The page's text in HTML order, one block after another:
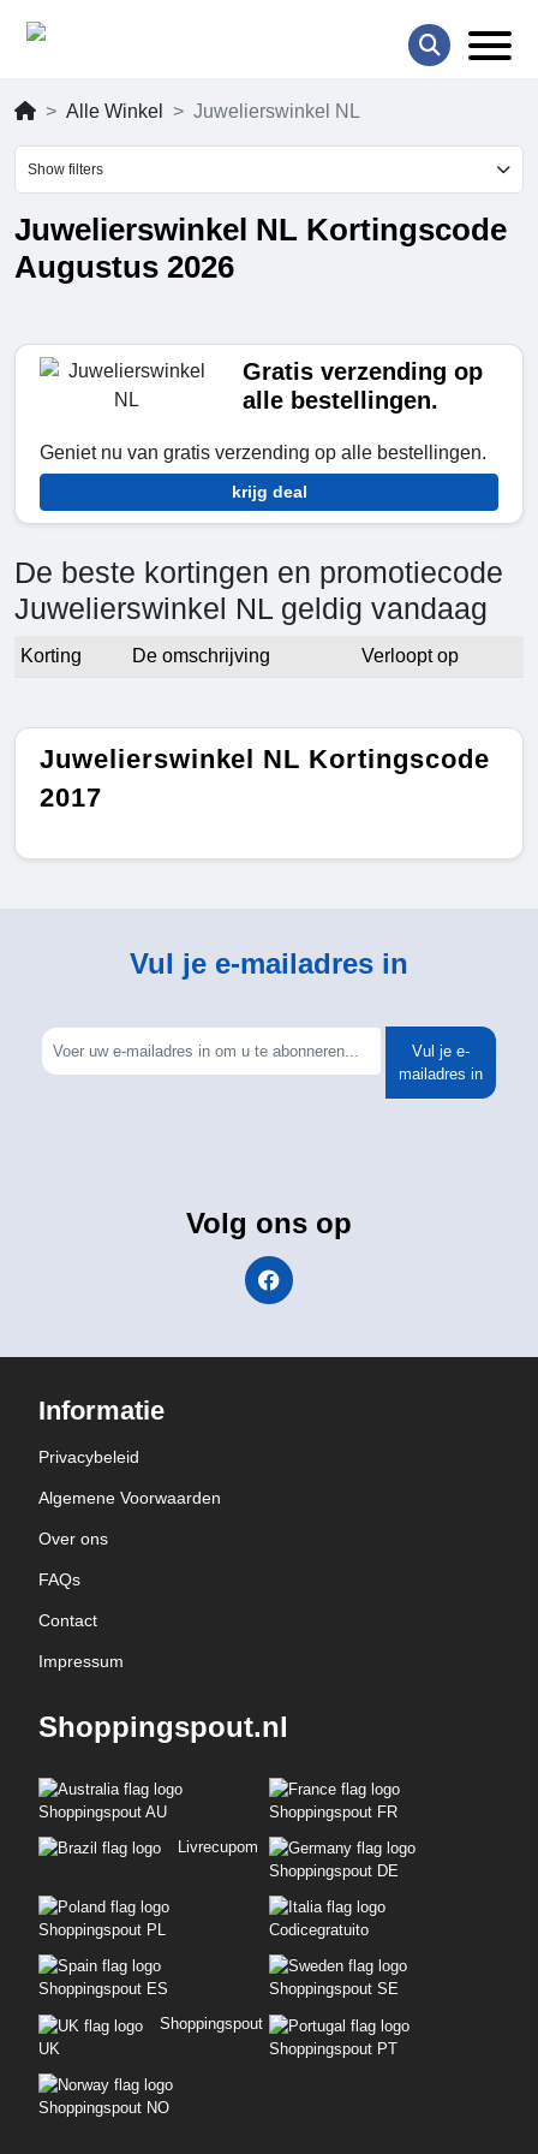
Alle Winkel Juwelierswinkel NL
Show filters
Juwelierswinkel NL Kortingscode
Augustus 2026
Gratis verzending op
alle bestellingen.
Geniet nu van gratis verzending op alle bestellingen.
krijg deal
De beste kortingen en promotiecode
Juwelierswinkel NL geldig vandaag
Korting De omschrijving Verloopt op
Juwelierswinkel NL Kortingscode
2017
Vul je e-mailadres in
Vul je e-
mailadres in
Volg ons op
Informatie
Privacybeleid
Algemene Voorwaarden
Over ons
FAQs
Contact
Impressum
Shoppingspout.nl
Shoppingspout AU
Shoppingspout FR
Livrecupom
Shoppingspout DE
Shoppingspout PL Codicegratuito
Shoppingspout ES
Shoppingspout SE
Shoppingspout
UK
Shoppingspout PT
Shoppingspout NO